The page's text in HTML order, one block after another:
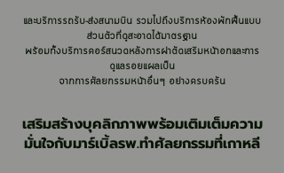
และบริการรถรับ-ส่งสนามบิน รวมไปถึงบริการห้องพักฟื้นแบบ
ส่วนตัวที่ดูสะอาดได้มาตรฐาน
พร้อมทั้งบริการคอร์สนวดหลังการผ่าตัดเสริมหน้าอกและการ
ดูแลรอยแผลเป็น
จากการศัลยกรรมหน้าอื่นๆ อย่างครบครัน
เสริมสร้างบุคลิกภาพพร้อมเติมเต็มความ
มั่นใจกับมาร์เบิ้ลรพ.ทำศัลยกรรมที่เกาหลี